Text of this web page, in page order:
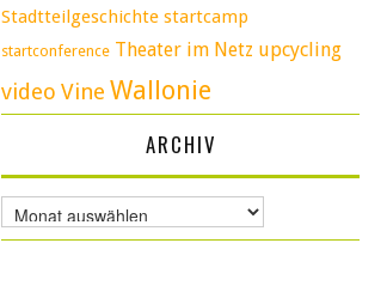
Stadtteilgeschichte startcamp
startconference Theater im Netz upcycling
video Vine Wallonie
ARCHIV
Archiv